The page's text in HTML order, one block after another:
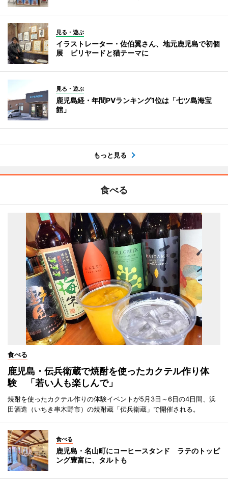
見る・遊ぶ
イラストレーター・佐伯翼さん、地元鹿児島で初個
展 ビリヤードと猫テーマに
見る・遊ぶ
鹿児島経・年間PVランキング1位は「七ツ島海宝
館」
もっと見る
食べる
食べる
鹿児島・伝兵衛蔵で焼酎を使ったカクテル作り体
験 「若い人も楽しんで」
焼酎を使ったカクテル作りの体験イベントが5月3日～6日の4日間、浜
田酒造（いちき串木野市）の焼酎蔵「伝兵衛蔵」で開催される。
食べる
鹿児島・名山町にコーヒースタンド ラテのトッピ
ング豊富に、タルトも